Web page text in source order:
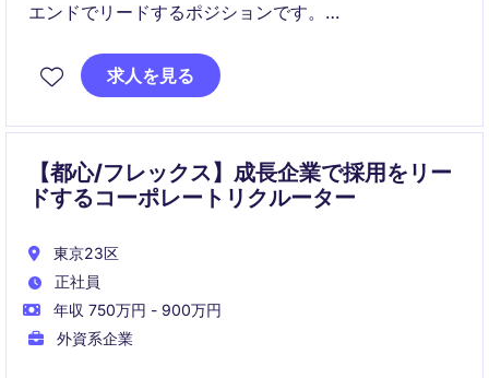
エンドでリードするポジションです。
事業拡大に貢献していただきます。
求人を見る
【都心/フレックス】成長企業で採用をリー
ドするコーポレートリクルーター
東京23区
正社員
年収 750万円 - 900万円
外資系企業